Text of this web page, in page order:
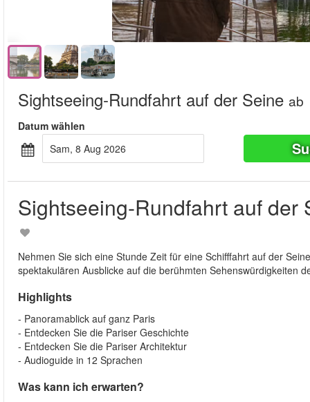
Sightseeing-Rundfahrt auf der Seine ab
Datum wählen
Sam, 8 Aug 2026
Sightseeing-Rundfahrt auf der
Nehmen Sie sich eine Stunde Zeit für eine Schifffahrt auf der
spektakulären Ausblicke auf die berühmten Sehenswürdigkeiten
Highlights
- Panoramablick auf ganz Paris
- Entdecken Sie die Pariser Geschichte
- Entdecken Sie die Pariser Architektur
- Audioguide in 12 Sprachen
Was kann ich erwarten?